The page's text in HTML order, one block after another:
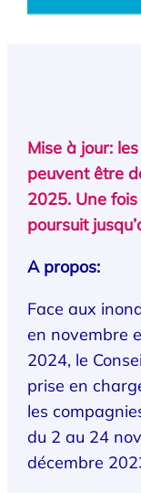
Mise à jour:
peuvent être
2025. Une
poursuit
A propos:
Face aux
en novembre
2024, le
prise en
les
du 2 au 24
décembre